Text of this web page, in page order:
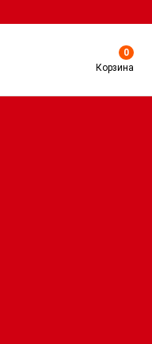
0
Корзина